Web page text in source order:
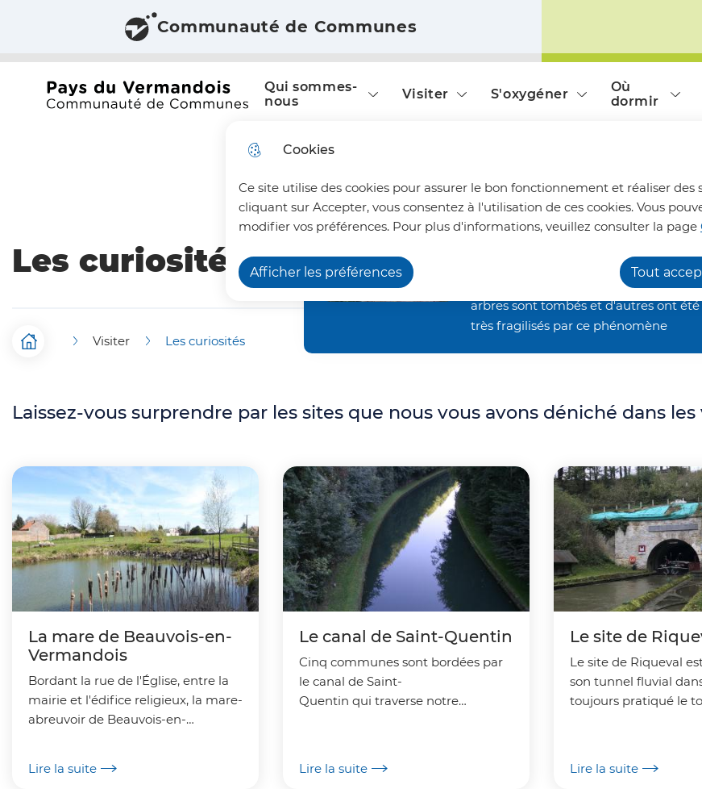
Cookies
Ce site utilise des cookies pour assurer le bon fonctionnement et réaliser des
cliquant sur Accepter, vous consentez à l'utilisation de ces cookies. Vous
modifier vos préférences. Pour plus d'informations, veuillez consulter la page
Afficher les préférences Tout
Aller au menu Aller à la recherche Aller au contenu principal
impraticables
Nous vous informons qu'en raison des
fin juin, nos chemins de randonnée
restent inaccessibles. De nombreux
arbres sont tombés et d'autres ont été
très fragilisés par ce phénomène
demandons donc un peu de patience
compréhension.
Communauté de Communes
Office du tourisme du Pays du Vermandois
N
v
g
a
t
i
r
n
c
i
p
a
Qui sommes-
nous
Visiter S'oxygéner
Où
dormir
Les curiosités
F
l
'
A
r
i
a
Accueil Visiter Les curiosités
Laissez-vous surprendre par les sites que nous vous avons déniché dans
La mare de Beauvois-en-
Vermandois
Bordant la rue de l'Église, entre la
mairie et l'édifice religieux, la mare-
abreuvoir de Beauvois-en-
Lire la suite
Le canal de Saint-Quentin
Cinq communes sont bordées par
le canal de Saint-
Quentin qui traverse notre
Lire la suite
Le site de
Le site de Riqueval
son tunnel fluvial
toujours pratiqué le
Lire la suite